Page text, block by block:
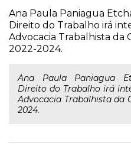
Ana Paula Paniagua
Direito do Trabalho irá
Advocacia Trabalhista da
2022-2024.
Ana Paula Paniagua
Direito do Trabalho irá
Advocacia Trabalhista da
2024.